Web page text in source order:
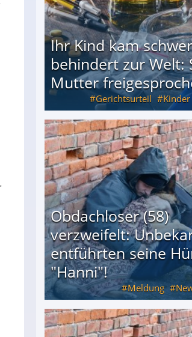
Ihr Kind kam schwer
behindert zur Welt:
Mutter
Gerichtsurteil Kinder
Suff-Mutter freigesprochen!
Obdachloser (58)
verzweifelt:
entführten seine
"Hanni"!
Meldung
entführten seine Hündin "Hanni"!